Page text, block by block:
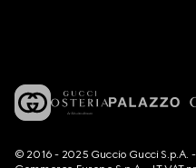
© 2016 - 2025 Guccio Gucci S.p.A.